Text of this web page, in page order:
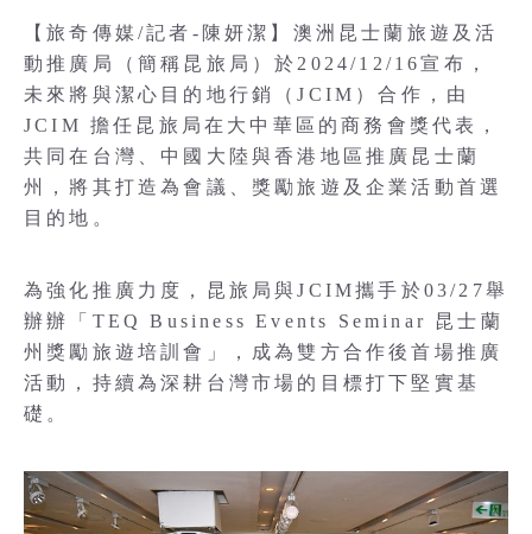
【旅奇傳媒/記者-陳妍潔】澳洲昆士蘭旅遊及活
動推廣局（簡稱昆旅局）於2024/12/16宣布，
未來將與潔心目的地行銷（JCIM）合作，由
JCIM 擔任昆旅局在大中華區的商務會獎代表，
共同在台灣、中國大陸與香港地區推廣昆士蘭
州，將其打造為會議、獎勵旅遊及企業活動首選
目的地。
為強化推廣力度，昆旅局與JCIM攜手於03/27舉
辦辦「TEQ Business Events Seminar 昆士蘭
州獎勵旅遊培訓會」，成為雙方合作後首場推廣
活動，持續為深耕台灣市場的目標打下堅實基
礎。